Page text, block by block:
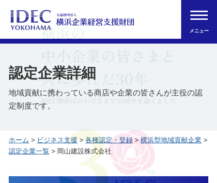
メニュー
認定企業詳細
地域貢献に携わっている商店や企業の皆さんが主役の認
定制度です。
ホーム > ビジネス支援>各種認定・登録>横浜型地域貢献企業>
認定企業一覧> 岡山建設株式会社